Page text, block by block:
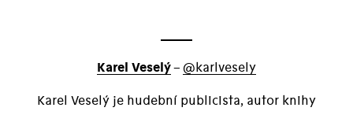
Karel Veselý– @karlvesely
Karel Veselý je hudební publicista, autor knihy